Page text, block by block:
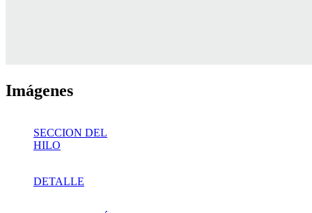
Imágenes
SECCION DEL
HILO
DETALLE